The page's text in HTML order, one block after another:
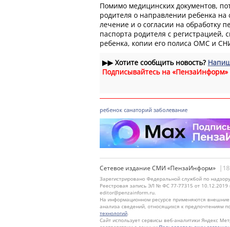
Помимо медицинских документов,
родителя о направлении ребенка на
лечение и о согласии на обработку
паспорта родителя с регистрацией,
ребенка, копии его полиса ОМС и
▶▶Хотите сообщить новость?
Подписывайтесь на «ПензаИнформ»
ребенок санаторий заболевание
Сетевое издание СМИ «ПензаИнформ»
Зарегистрировано Федеральной службой по
Реестровая запись ЭЛ № ФС 77-77315 от
editor@penzainform.ru.
На информационном ресурсе применяются
анализа сведений, относящихся к предпочтениям
технологий.
Сайт использует сервисы веб-аналитики Яндекс